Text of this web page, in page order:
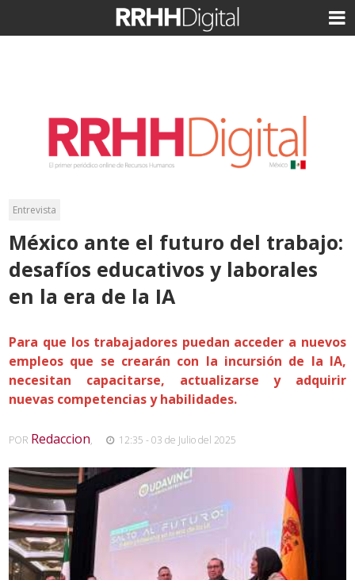
Entrevista
México ante el futuro del trabajo:
desafíos educativos y laborales
en la era de la IA
Para que los trabajadores puedan acceder a nuevos
empleos que se crearán con la incursión de la IA,
necesitan capacitarse, actualizarse y adquirir
nuevas competencias y habilidades.
POR Redaccion, 12:35 - 03 de Julio del 2025